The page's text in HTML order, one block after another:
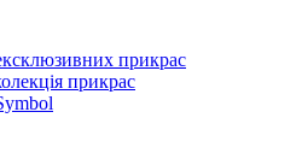
прикрас
прикрас